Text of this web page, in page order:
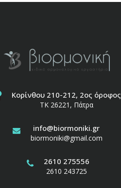
Κορίνθου 210-212, 2ος όροφος
ΤΚ 26221, Πάτρα
info@biormoniki.gr
biormoniki@gmail.com
2610 275556
2610 243725